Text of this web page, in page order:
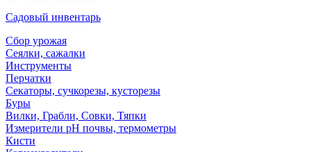
Садовый инвентарь
Сбор урожая
Сеялки, сажалки
Инструменты
Перчатки
Секаторы, сучкорезы, кусторезы
Буры
Вилки, Грабли, Совки, Тяпки
Измерители pH почвы, термометры
Кисти